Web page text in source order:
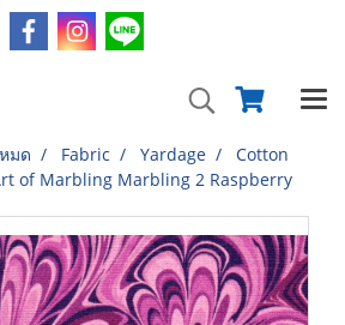
มด Fabric Yardage
Cotton
of Marbling Marbling 2 Raspberry